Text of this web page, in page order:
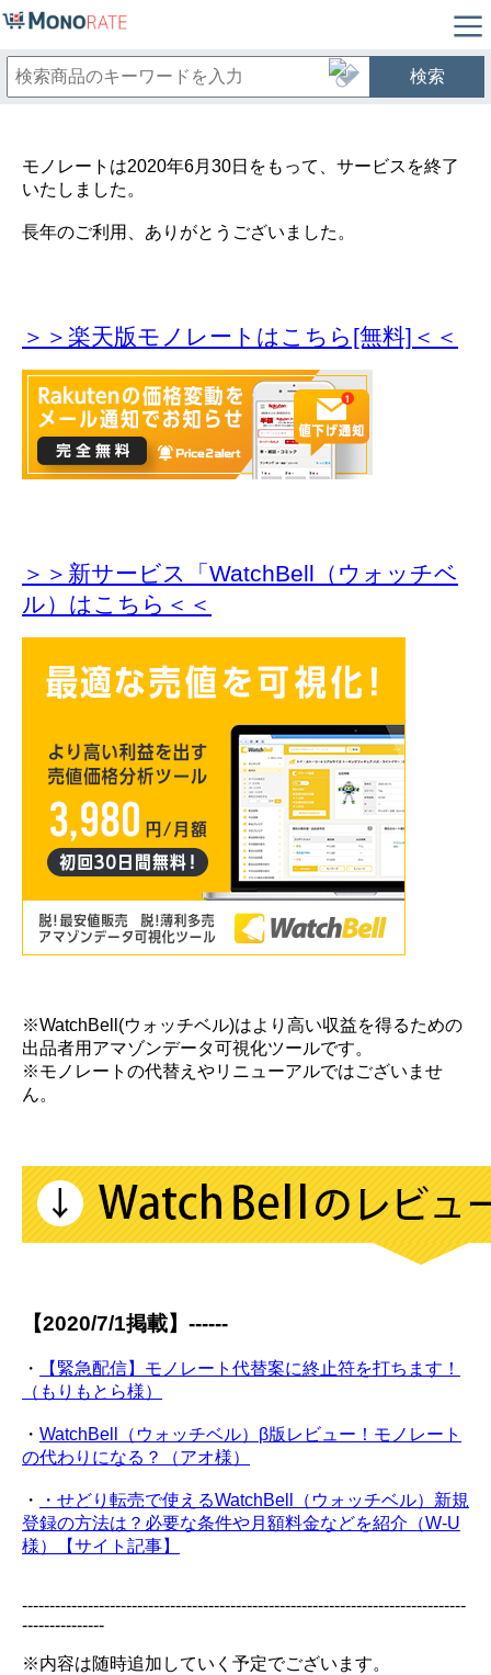
検索
モノレートは2020年6月30日をもって、サービスを終了
いたしました。
長年のご利用、ありがとうございました。
＞＞楽天版モノレートはこちら[無料]＜＜
＞＞新サービス「WatchBell（ウォッチベ
ル）はこちら＜＜
※WatchBell(ウォッチベル)はより高い収益を得るための
出品者用アマゾンデータ可視化ツールです。
※モノレートの代替えやリニューアルではございませ
ん。
【2020/7/1掲載】------
・
【緊急配信】モノレート代替案に終止符を打ちます！
（もりもとら様）
・ WatchBell（ウォッチベル）β版レビュー！モノレート
の代わりになる？（アオ様）
・
・せどり転売で使えるWatchBell（ウォッチベル）新規
登録の方法は？必要な条件や月額料金などを紹介（W-U
様）【サイト記事】
---------------------------------------------------------------------------------
---------------
※内容は随時追加していく予定でございます。